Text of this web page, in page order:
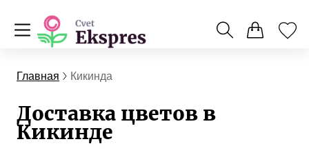
Главная Кикинда
Доставка цветов в
Кикинде